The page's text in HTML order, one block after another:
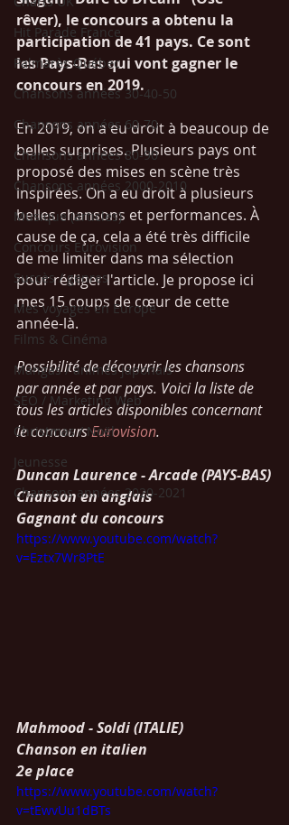
Hit Parade France
Palmarès Québec
Chansons années 30-40-50
Chansons années 60-70
Chansons années 80-90
Chansons années 2000-2010
Musique (articles)
Concours Eurovision
Succès / genres
Mes voyages en Europe
Films & Cinéma
Mangas / animés japonais
SEO / Marketing Web
Christmas / Noël
Jeunesse
Chansons années 2020-2021
rêver), le concours a obtenu la
participation de 41 pays. Ce sont
les Pays-Bas qui vont gagner le
concours en 2019.
En 2019, on a eu droit à beaucoup de
belles surprises. Plusieurs pays ont
proposé des mises en scène très
inspirées. On a eu droit à plusieurs
belles chansons et performances. À
cause de ça, cela a été très difficile
de me limiter dans ma sélection
pour rédiger l'article. Je propose ici
mes 15 coups de cœur de cette
année-là.
Possibilité de découvrir les chansons
par année et par pays. Voici la liste de
tous les articles disponibles concernant
le concours Eurovision.
Duncan Laurence - Arcade (PAYS-BAS)
Chanson en anglais
Gagnant du concours
https://www.youtube.com/watch?
v=Eztx7Wr8PtE
Mahmood - Soldi (ITALIE)
Chanson en italien
2e place
https://www.youtube.com/watch?
v=tEwvUu1dBTs